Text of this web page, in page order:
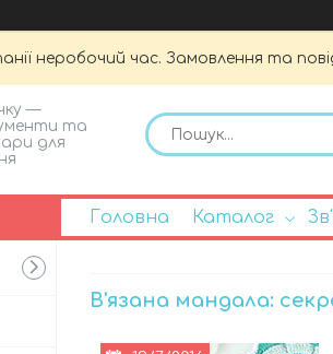
неробочий час. Замовлення та
—
та
для
Головна Каталог
В'язана мандала: